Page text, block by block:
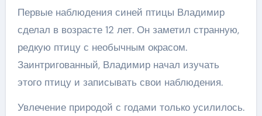
Первые наблюдения синей птицы Владимир
сделал в возрасте 12 лет. Он заметил странную,
редкую птицу с необычным окрасом.
Заинтригованный, Владимир начал изучать
этого птицу и записывать свои наблюдения.
Увлечение природой с годами только усилилось.